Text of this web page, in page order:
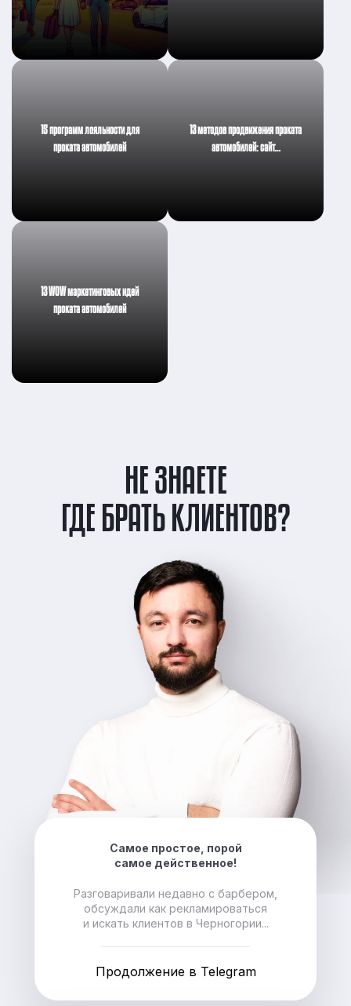
15 программ лояльности для
проката автомобилей
13 методов продвижения проката
автомобилей: сайт…
13 WOW маркетинговых идей
проката автомобилей
ГДЕ БРАТЬ КЛИЕНТОВ?
НЕ ЗНАЕТЕ
Самое простое, порой
самое действенное!
Разговаривали недавно с барбером,
обсуждали как рекламироваться
и искать клиентов в Черногории...
Продолжение в Telegram